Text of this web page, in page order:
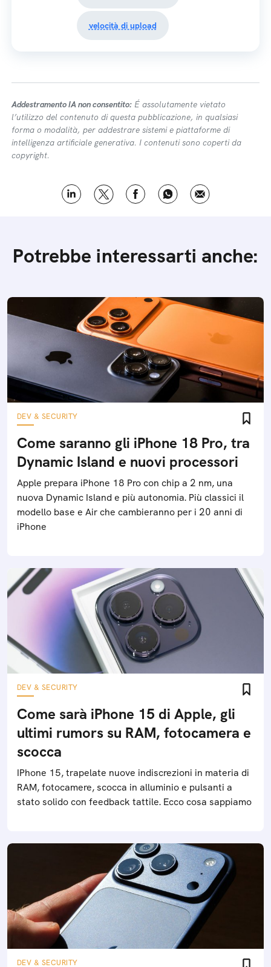
velocità di upload
Addestramento IA non consentito: É assolutamente vietato
l’utilizzo del contenuto di questa pubblicazione, in qualsiasi
forma o modalità, per addestrare sistemi e piattaforme di
intelligenza artificiale generativa. I contenuti sono coperti da
copyright.
Potrebbe interessarti anche:
DEV & SECURITY
Come saranno gli iPhone 18 Pro, tra
Dynamic Island e nuovi processori
Apple prepara iPhone 18 Pro con chip a 2 nm, una
nuova Dynamic Island e più autonomia. Più classici il
modello base e Air che cambieranno per i 20 anni di
iPhone
DEV & SECURITY
Come sarà iPhone 15 di Apple, gli
ultimi rumors su RAM, fotocamera e
scocca
IPhone 15, trapelate nuove indiscrezioni in materia di
RAM, fotocamere, scocca in alluminio e pulsanti a
stato solido con feedback tattile. Ecco cosa sappiamo
DEV & SECURITY